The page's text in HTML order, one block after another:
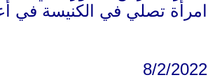
امرأة تصلي في الكنيسة في
8/2/2022